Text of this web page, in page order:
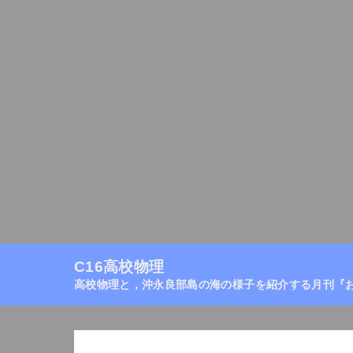
C16高校物理
高校物理と，沖永良部島の海の様子を紹介する月刊『